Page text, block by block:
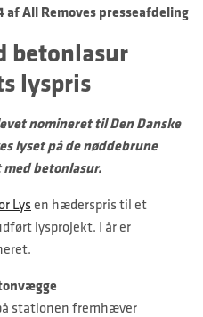
afAll Removes presseafdeling
betonlasur
lyspris
nomineret til Den Danske
lyset på de nøddebrune
betonlasur.
Lys en hæderspris til et
lysprojekt. I år er
stationen fremhæver